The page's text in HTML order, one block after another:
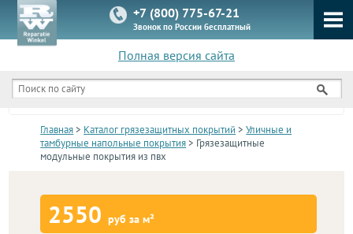
+7 (800) 775-67-21
Звонок по России бесплатный
Полная версия сайта
КАТАЛОГ
Главная> Каталог грязезащитных покрытий >Уличные и
тамбурные напольные покрытия> Грязезащитные
модульные покрытия из пвх
2550руб за м²